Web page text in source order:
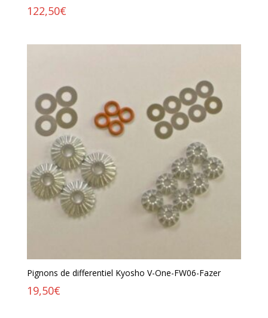
122,50€
Pignons de differentiel Kyosho V-One-FW06-Fazer
19,50€